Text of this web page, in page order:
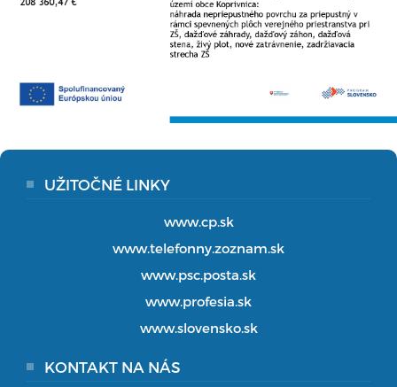
UŽITOČNÉ LINKY
www.cp.sk
www.telefonny.zoznam.sk
www.psc.posta.sk
www.profesia.sk
www.slovensko.sk
KONTAKT NA NÁS